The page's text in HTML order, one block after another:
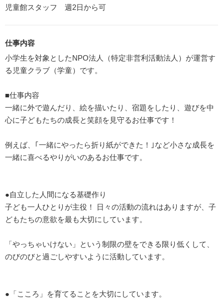
児童館スタッフ 週2日から可
仕事内容
小学生を対象としたNPO法人（特定非営利活動法人）が運営す
る児童クラブ（学童）です。
■仕事内容
一緒に外で遊んだり、絵を描いたり、宿題をしたり、遊びを中
心に子どもたちの成長と笑顔を見守るお仕事です！
例えば、｢一緒にやったら折り紙ができた！｣など小さな成長を
一緒に喜べるやりがいのあるお仕事です。
●自立した人間になる基礎作り
子ども一人ひとりが主役！ 日々の活動の流れはありますが、子
どもたちの意欲を最も大切にしています。
「やっちゃいけない」という制限の壁をできる限り低くして、
のびのびと過ごしやすいように活動しています。
●「こころ」を育てることを大切にしています。